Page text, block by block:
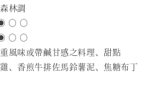
林調
◉ ○ ○
◉ ○ ○
風味或帶鹹甘感之料理、甜點
、香煎牛排佐馬鈴薯泥、焦糖布丁